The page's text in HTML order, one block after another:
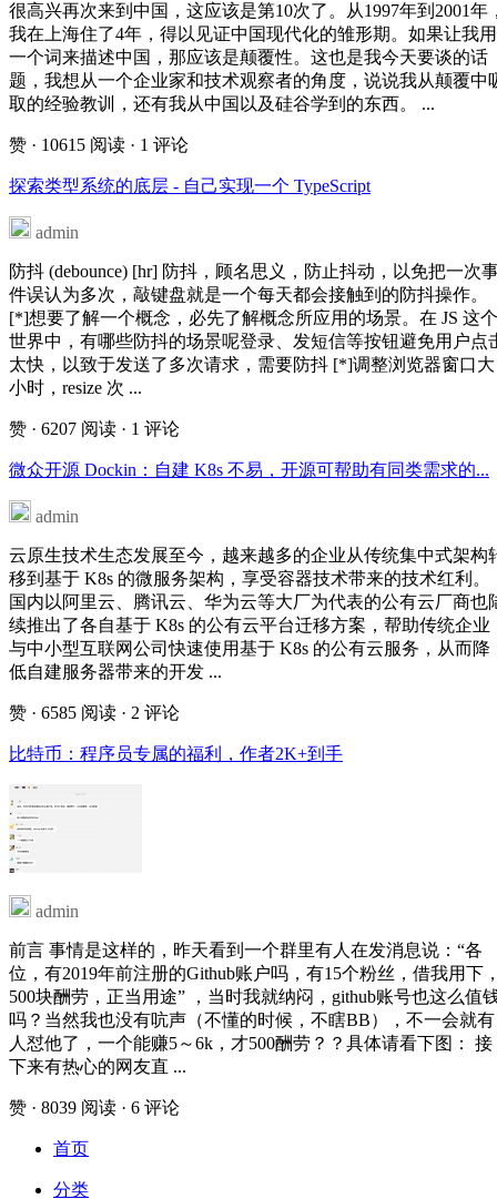
很高兴再次来到中国，这应该是第10次了。从1997年到2001年
我在上海住了4年，得以见证中国现代化的雏形期。如果让我用
一个词来描述中国，那应该是颠覆性。这也是我今天要谈的话
题，我想从一个企业家和技术观察者的角度，说说我从颠覆中
取的经验教训，还有我从中国以及硅谷学到的东西。 ...
赞 · 10615 阅读 · 1 评论
探索类型系统的底层 - 自己实现一个 TypeScript
admin
防抖 (debounce) [hr] 防抖，顾名思义，防止抖动，以免把一次
件误认为多次，敲键盘就是一个每天都会接触到的防抖操作。
[*]想要了解一个概念，必先了解概念所应用的场景。在 JS 这个
世界中，有哪些防抖的场景呢登录、发短信等按钮避免用户点
太快，以致于发送了多次请求，需要防抖 [*]调整浏览器窗口大
小时，resize 次 ...
赞 · 6207 阅读 · 1 评论
微众开源 Dockin：自建 K8s 不易，开源可帮助有同类需求的...
admin
云原生技术生态发展至今，越来越多的企业从传统集中式架构
移到基于 K8s 的微服务架构，享受容器技术带来的技术红利。
国内以阿里云、腾讯云、华为云等大厂为代表的公有云厂商也
续推出了各自基于 K8s 的公有云平台迁移方案，帮助传统企业
与中小型互联网公司快速使用基于 K8s 的公有云服务，从而降
低自建服务器带来的开发 ...
赞 · 6585 阅读 · 2 评论
比特币：程序员专属的福利，作者2K+到手
admin
前言 事情是这样的，昨天看到一个群里有人在发消息说：“各
位，有2019年前注册的Github账户吗，有15个粉丝，借我用下
500块酬劳，正当用途” ，当时我就纳闷，github账号也这么值
吗？当然我也没有吭声（不懂的时候，不瞎BB），不一会就有
人怼他了，一个能赚5～6k，才500酬劳？？具体请看下图： 接
下来有热心的网友直 ...
赞 · 8039 阅读 · 6 评论
首页
分类